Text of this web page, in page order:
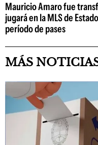
Mauricio Amaro fue
jugará en la MLS de
período de pases
MÁS